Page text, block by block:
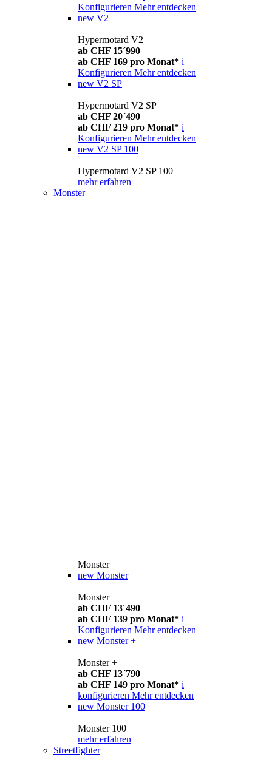
Konfigurieren Mehr entdecken
new V2
Hypermotard V2
ab CHF 15´990
ab CHF 169 pro Monat* i
Konfigurieren Mehr entdecken
new V2 SP
Hypermotard V2 SP
ab CHF 20´490
ab CHF 219 pro Monat* i
Konfigurieren Mehr entdecken
new V2 SP 100
Hypermotard V2 SP 100
mehr erfahren
Monster
Monster
new Monster
Monster
ab CHF 13´490
ab CHF 139 pro Monat* i
Konfigurieren Mehr entdecken
new Monster +
Monster +
ab CHF 13´790
ab CHF 149 pro Monat* i
konfigurieren Mehr entdecken
new Monster 100
Monster 100
mehr erfahren
Streetfighter